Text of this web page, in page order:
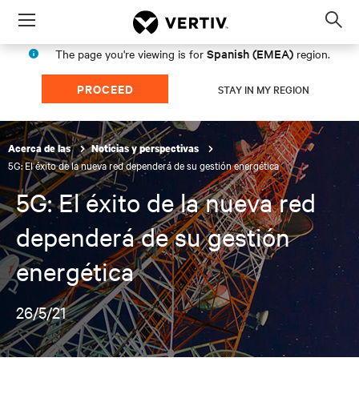
Menu
The page you're viewing is for Spanish (EMEA) region.
PROCEED STAY IN MY REGION
Acerca de las Noticias y perspectivas
5G: El éxito de la nueva red dependerá de su gestión energética
5G: El éxito de la nueva red
dependerá de su gestión
energética
26/5/21